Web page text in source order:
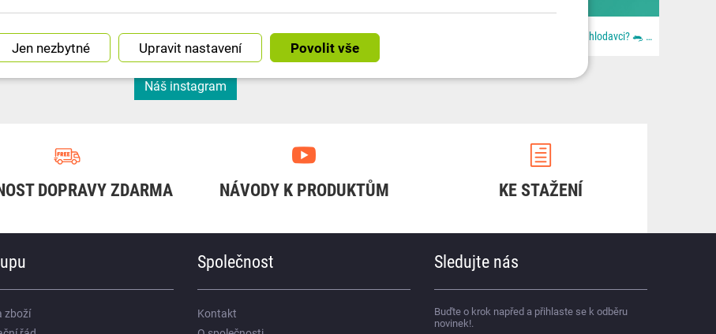
Upravit nastavení
Článek na navody.dratek.cz a Centrální mozek: Co je to Hub a proč bez něj chytrou domácnost... Článek na navody.dratek.cz a Úvod do chytré domácnosti. Odkaz také v BIO.... Chcete ochránit auto před hlodavci? 🐀 📦 Všechno najdeš u nás na 👉 dratek.cz #arduino...
Náš instagram
DOPRAVY ZDARMA NÁVODY K PRODUKTŮM KE STAŽENÍ
zboží
Společnost
Kontakt
Sledujte nás
Buďte o krok napřed a přihlaste se k odběru
novinek!.